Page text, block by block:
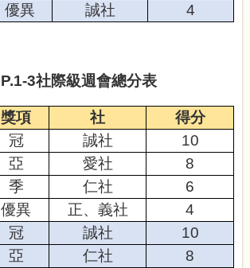
優異
誠社 4
P.1-3社際級週會總分表
獎項 社 得分
冠 誠社
10
亞
愛社
8
季
仁社
6
優異
正、義社 4
冠 誠社
10
亞
仁社
8